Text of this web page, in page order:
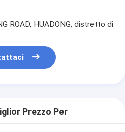
ROAD, HUADONG, distretto di
Prezzo Per